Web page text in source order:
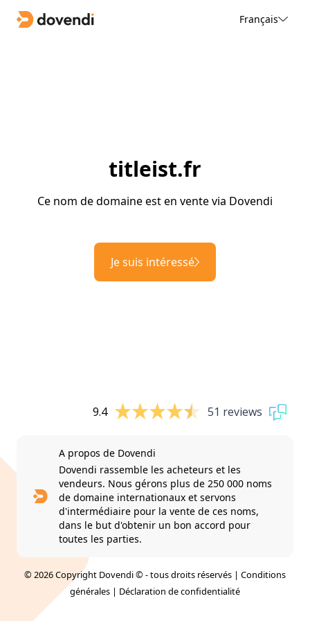
Français
titleist.fr
Ce nom de domaine est en vente via Dovendi
Je suis intéressé
9.4 51 reviews
A propos de Dovendi
Dovendi rassemble les acheteurs et les
vendeurs. Nous gérons plus de 250 000 noms
de domaine internationaux et servons
d'intermédiaire pour la vente de ces noms,
dans le but d'obtenir un bon accord pour
toutes les parties.
© 2026 Copyright Dovendi © - tous droits réservés | Conditions
générales | Déclaration de confidentialité